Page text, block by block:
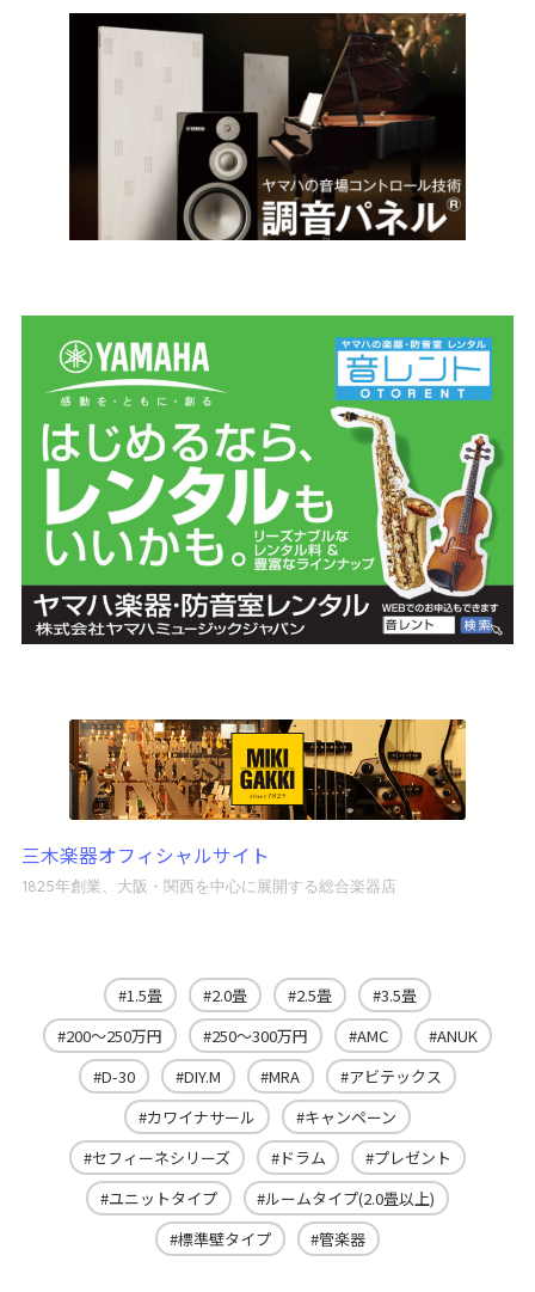
三木楽器オフィシャルサイト
1825年創業、大阪・関西を中心に展開する総合楽器店
1.5畳 2.0畳 2.5畳
3.5畳
200～250万円
250～300万円 AMC
ANUK
D-30
DIY.M MRA
アビテックス
カワイナサール
キャンペーン
セフィーネシリーズ
ドラム
プレゼント
ユニットタイプ
ルームタイプ(2.0畳以上)
標準壁タイプ
管楽器